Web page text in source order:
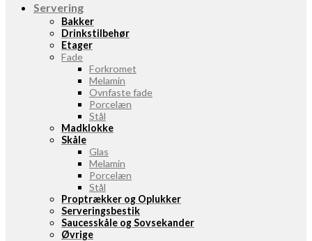
Servering
Bakker
Drinkstilbehør
Etager
Fade
Forkromet
Melamin
Ovnfaste fade
Porcelæn
Stål
Madklokke
Skåle
Glas
Melamin
Porcelæn
Stål
Proptrækker og Oplukker
Serveringsbestik
Saucesskåle og Sovsekander
Øvrige